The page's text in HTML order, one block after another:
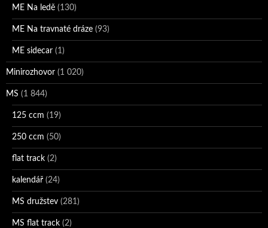
ME Na ledě (130)
ME Na travnaté dráze (93)
ME sidecar (1)
Minirozhovor (1 020)
MS (1 844)
125 ccm (19)
250 ccm (50)
flat track (2)
kalendář (24)
MS družstev (281)
MS flat track (2)